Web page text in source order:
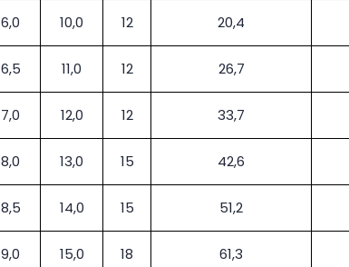
6,0 10,0 12 20,4
6,5 11,0 12 26,7
7,0 12,0 12 33,7
8,0 13,0 15 42,6
8,5 14,0 15 51,2
9,0 15,0 18 61,3